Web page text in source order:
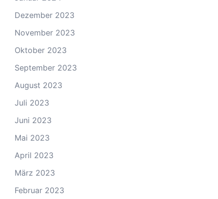
Dezember 2023
November 2023
Oktober 2023
September 2023
August 2023
Juli 2023
Juni 2023
Mai 2023
April 2023
März 2023
Februar 2023